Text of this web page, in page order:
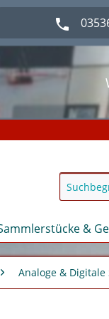
Herzlich
Herzlich
&
Analoge &